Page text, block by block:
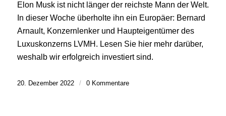
Elon Musk ist nicht länger der reichste Mann der Welt.
In dieser Woche überholte ihn ein Europäer: Bernard
Arnault, Konzernlenker und Haupteigentümer des
Luxuskonzerns LVMH. Lesen Sie hier mehr darüber,
weshalb wir erfolgreich investiert sind.
20. Dezember 2022 / 0 Kommentare